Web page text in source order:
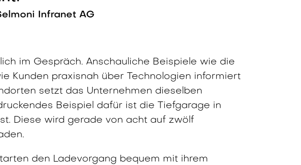
Infranet AG
im Gespräch. Anschauliche Beispiele wie die
Kunden praxisnah über Technologien informiert
setzt das Unternehmen dieselben
Beispiel dafür ist die Tiefgarage in
Diese wird gerade von acht auf zwölf
den Ladevorgang bequem mit ihrem